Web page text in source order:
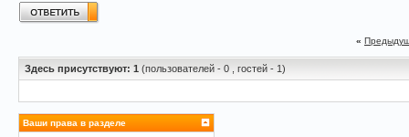
«
Здесь присутствуют: 1 (пользователей - 0 , гостей - 1)
Ваши права в разделе